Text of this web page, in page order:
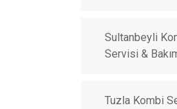
Sultanbeyli
Servisi &
Tuzla Kombi